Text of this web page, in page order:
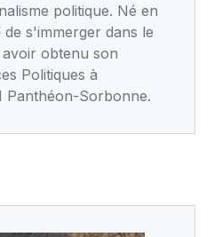
politique. Né en
s'immerger dans le
obtenu son
Politiques à
Panthéon-Sorbonne.